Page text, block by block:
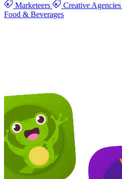
Marketeers Creative Agencies
Food & Beverages